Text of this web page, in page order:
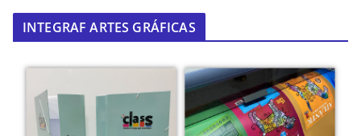
INTEGRAF ARTES GRÁFICAS